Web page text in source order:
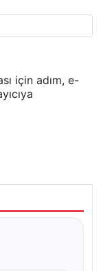
için adım, e-